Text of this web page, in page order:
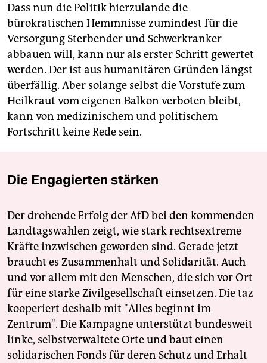
Dass nun die Politik hierzulande die
bürokratischen Hemmnisse zumindest für die
Versorgung Sterbender und Schwerkranker
abbauen will, kann nur als erster Schritt gewertet
werden. Der ist aus humanitären Gründen längst
überfällig. Aber solange selbst die Vorstufe zum
Heilkraut vom eigenen Balkon verboten bleibt,
kann von medizinischem und politischem
Fortschritt keine Rede sein.
Die Engagierten stärken
Der drohende Erfolg der AfD bei den kommenden
Landtagswahlen zeigt, wie stark rechtsextreme
Kräfte inzwischen geworden sind. Gerade jetzt
braucht es Zusammenhalt und Solidarität. Auch
und vor allem mit den Menschen, die sich vor Ort
für eine starke Zivilgesellschaft einsetzen. Die taz
kooperiert deshalb mit "Alles beginnt im
Zentrum". Die Kampagne unterstützt bundesweit
linke, selbstverwaltete Orte und baut einen
solidarischen Fonds für deren Schutz und Erhalt